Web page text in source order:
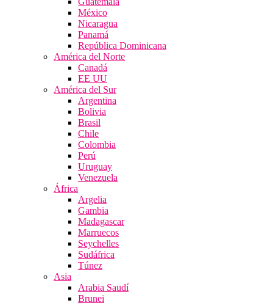
México
Nicaragua
Panamá
República Dominicana
América del Norte
Canadá
EE UU
América del Sur
Argentina
Bolivia
Brasil
Chile
Colombia
Perú
Uruguay
Venezuela
África
Argelia
Gambia
Madagascar
Marruecos
Seychelles
Sudáfrica
Túnez
Asia
Arabia Saudí
Brunei